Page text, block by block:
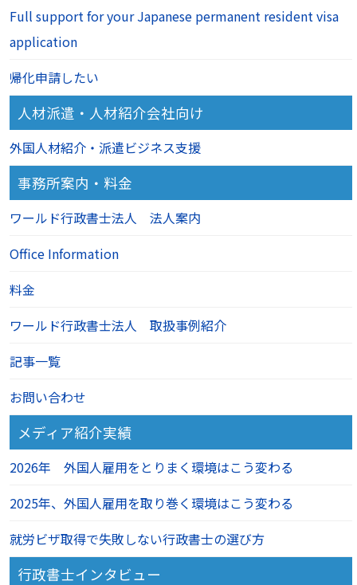
Full support for your Japanese permanent resident visa
application
帰化申請したい
人材派遣・人材紹介会社向け
外国人材紹介・派遣ビジネス支援
事務所案内・料金
ワールド行政書士法人 法人案内
Office Information
料金
ワールド行政書士法人 取扱事例紹介
記事一覧
お問い合わせ
メディア紹介実績
2026年 外国人雇用をとりまく環境はこう変わる
2025年、外国人雇用を取り巻く環境はこう変わる
就労ビザ取得で失敗しない行政書士の選び方
行政書士インタビュー